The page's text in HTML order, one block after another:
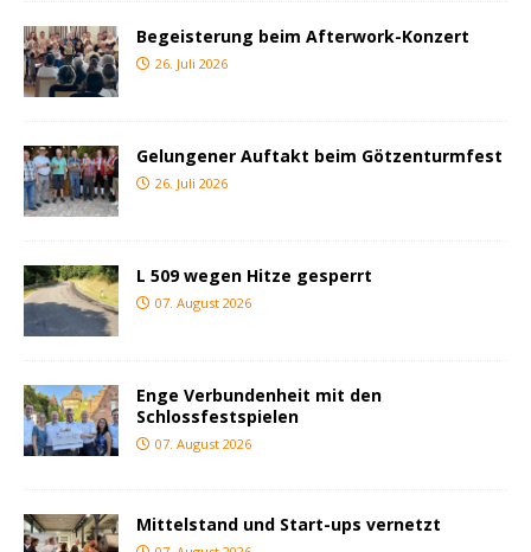
Begeisterung beim Afterwork-Konzert
26. Juli 2026
Gelungener Auftakt beim Götzenturmfest
26. Juli 2026
L 509 wegen Hitze gesperrt
07. August 2026
Enge Verbundenheit mit den
Schlossfestspielen
07. August 2026
Mittelstand und Start-ups vernetzt